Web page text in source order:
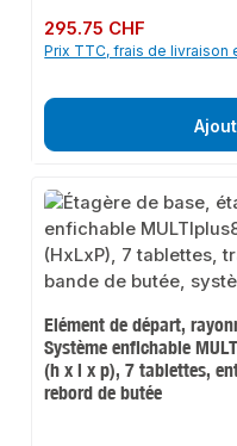
Prix régulier :
295.75 CHF
Prix TTC, frais de livraison
Elément de départ,
Système enfichable
(h x l x p), 7 tablettes,
rebord de butée